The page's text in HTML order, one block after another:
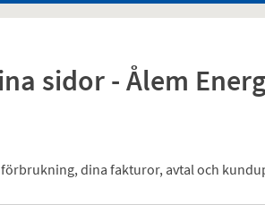
sidor - Ålem
dina fakturor, avtal och